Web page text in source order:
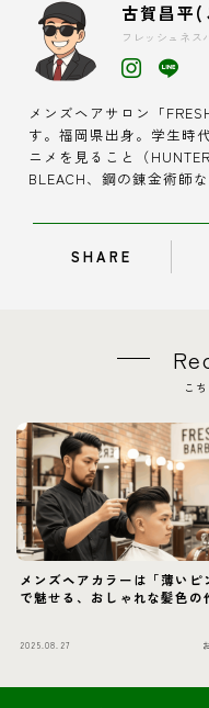
古賀昌平(
フレッシュネス
メンズヘアサロン「
す。福岡県出身。学生時
ニメを見ること（
BLEACH、鋼の錬金術師な
SHARE
こ
メンズヘアカラーは「薄いピ
で魅せる、おしゃれな髪色の
2025.08.27